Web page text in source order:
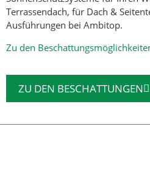
Terrassendach, für Dach &
Ausführungen bei Ambitop.
Zu den
ZU DEN BESCHATTUNGEN